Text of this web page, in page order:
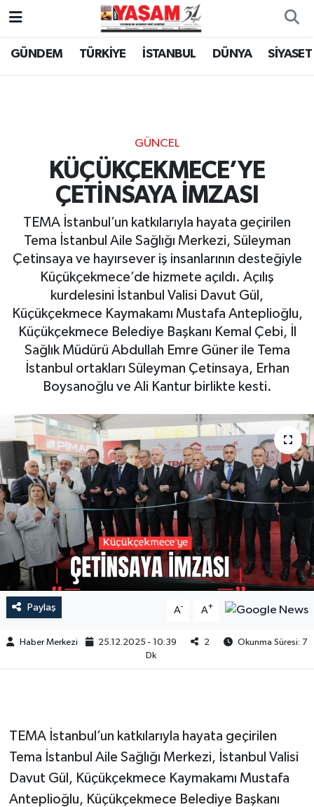
GÜNDEM TÜRKİYE İSTANBUL DÜNYA SİYASET
GÜNCEL
KÜÇÜKÇEKMECE’YE
ÇETİNSAYA İMZASI
TEMA İstanbul’un katkılarıyla hayata geçirilen
Tema İstanbul Aile Sağlığı Merkezi, Süleyman
Çetinsaya ve hayırsever iş insanlarının desteğiyle
Küçükçekmece’de hizmete açıldı. Açılış
kurdelesini İstanbul Valisi Davut Gül,
Küçükçekmece Kaymakamı Mustafa Anteplioğlu,
Küçükçekmece Belediye Başkanı Kemal Çebi, İl
Sağlık Müdürü Abdullah Emre Güner ile Tema
İstanbul ortakları Süleyman Çetinsaya, Erhan
Boysanoğlu ve Ali Kantur birlikte kesti.
Paylaş A- A+
Haber Merkezi 25.12.2025 - 10:39 2
Okunma Süresi: 7
Dk
TEMA İstanbul’un katkılarıyla hayata geçirilen
Tema İstanbul Aile Sağlığı Merkezi, İstanbul Valisi
Davut Gül, Küçükçekmece Kaymakamı Mustafa
Anteplioğlu, Küçükçekmece Belediye Başkanı